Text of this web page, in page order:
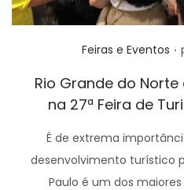
Posted in
Feiras e Eventos .
Rio Grande do
na 27ª Feira de
É de extrema
desenvolvimento turístico
Paulo é um dos